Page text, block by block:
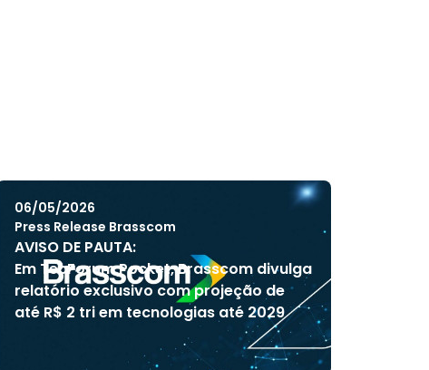
06/05/2026
Press Release Brasscom
AVISO DE PAUTA:
Em TecForum Pocket, Brasscom divulga
relatório exclusivo com projeção de
até R$ 2 tri em tecnologias até 2029